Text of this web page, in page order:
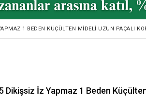
1 BEDEN KÜÇÜLTEN MIDELI UZUN PAÇALI
Dikişsiz İz Yapmaz 1 Beden